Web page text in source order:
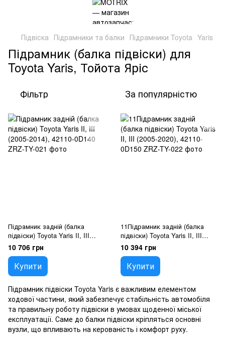
Підвіска Підрамники та балки Підрамники Toyota Yaris
Підрамник (балка підвіски) для
Toyota Yaris, Тойота Яріс
Фільтр За популярністю
Підрамник задній (балка
підвіски) Toyota Yaris II, III
(2005-2014), 42110-0D140
10 706 грн
Купити
11Підрамник задній (балка
підвіски) Toyota Yaris II, III
(2005-2020), 42110-0D150
10 394 грн
Купити
Підрамник підвіски Toyota Yaris є важливим елементом
ходової частини, який забезпечує стабільність автомобіля
та правильну роботу підвіски в умовах щоденної міської
експлуатації. Саме до балки підвіски кріпляться основні
вузли, що впливають на керованість і комфорт руху.